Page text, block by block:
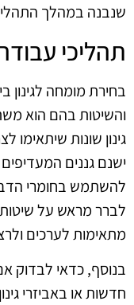
שנבנה במהלך
תהליכי עבודה
בחירת מומחה לגינון
והשיטות בהם הוא
גינון שונות שיתאימו
ישנם גננים
להשתמש בחומרי
לברר מראש על
מתאימות לערכים
בנוסף, כדאי לבדוק
חדשות או באביזרי